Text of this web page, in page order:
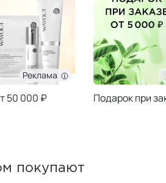
Реклама
50 000 ₽ Подарок при
покупают